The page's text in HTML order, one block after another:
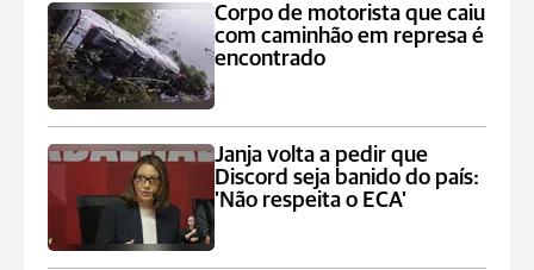
Corpo de motorista que caiu
com caminhão em represa é
encontrado
Janja volta a pedir que
Discord seja banido do país:
'Não respeita o ECA'